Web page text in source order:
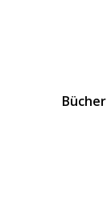
Bücher